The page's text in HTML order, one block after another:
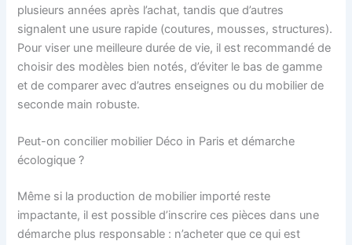
plusieurs années après l’achat, tandis que d’autres
signalent une usure rapide (coutures, mousses, structures).
Pour viser une meilleure durée de vie, il est recommandé de
choisir des modèles bien notés, d’éviter le bas de gamme
et de comparer avec d’autres enseignes ou du mobilier de
seconde main robuste.
Peut-on concilier mobilier Déco in Paris et démarche
écologique ?
Même si la production de mobilier importé reste
impactante, il est possible d’inscrire ces pièces dans une
démarche plus responsable : n’acheter que ce qui est